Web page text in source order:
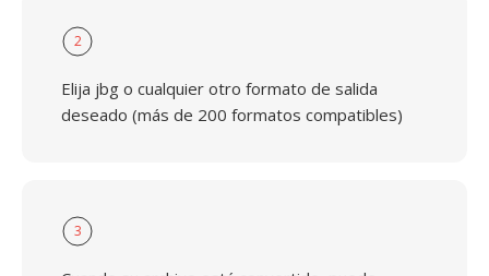
2
Elija jbg o cualquier otro formato de salida
deseado (más de 200 formatos compatibles)
3